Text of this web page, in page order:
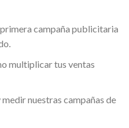
campaña publicitaria
multiplicar tus ventas
nuestras campañas de